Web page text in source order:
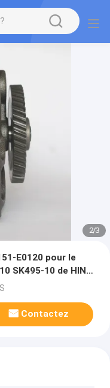
2/3
E0120 pour le
SK495-10 de HINO
Contactez